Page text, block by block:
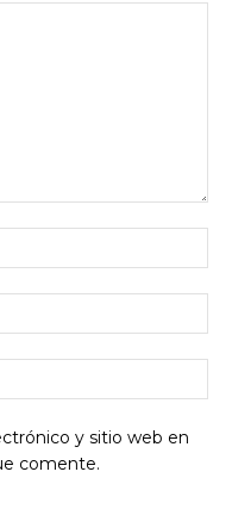
y sitio web en
comente.